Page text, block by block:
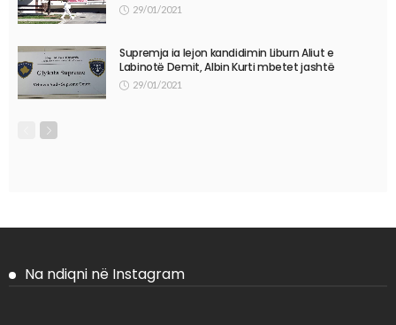
29/01/2021
Supremja ia lejon kandidimin Liburn Aliut e
Labinotë Demit, Albin Kurti mbetet jashtë
29/01/2021
Na ndiqni në Instagram